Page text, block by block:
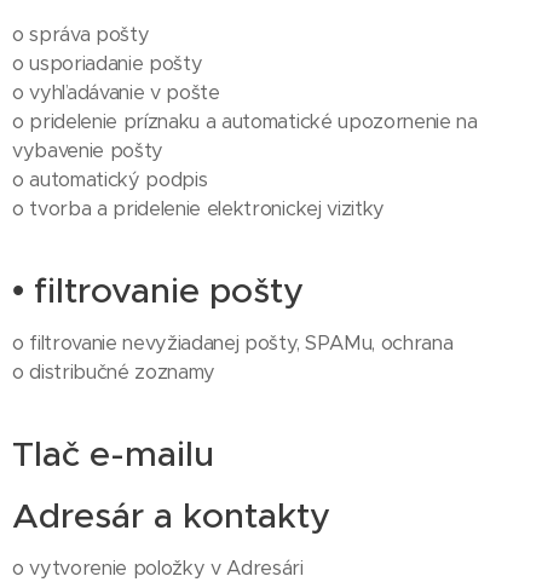
o správa pošty
o usporiadanie pošty
o vyhľadávanie v pošte
o pridelenie príznaku a automatické upozornenie na
vybavenie pošty
o automatický podpis
o tvorba a pridelenie elektronickej vizitky
• filtrovanie pošty
o filtrovanie nevyžiadanej pošty, SPAMu, ochrana
o distribučné zoznamy
Tlač e-mailu
Adresár a kontakty
o vytvorenie položky v Adresári